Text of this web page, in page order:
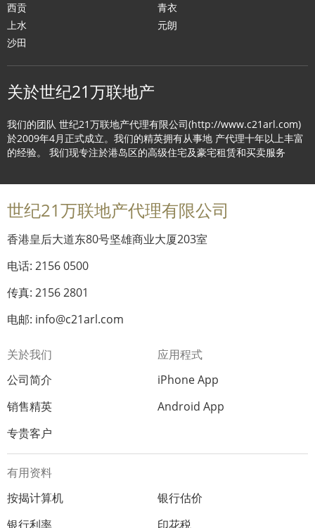
西贡
上水
沙田
青衣
元朗
关於世纪21万联地产
我们的团队 世纪21万联地产代理有限公司(http://www.c21arl.com)
於2009年4月正式成立。我们的精英拥有从事地 产代理十年以上丰富
的经验。 我们现专注於港岛区的高级住宅及豪宅租赁和买卖服务
世纪21万联地产代理有限公司
香港皇后大道东80号坚雄商业大厦203室
电话: 2156 0500
传真: 2156 2801
电邮: info@c21arl.com
关於我们
公司简介
销售精英
专贵客户
应用程式
iPhone App
Android App
有用资料
按揭计算机
银行估价
银行利率
印花税